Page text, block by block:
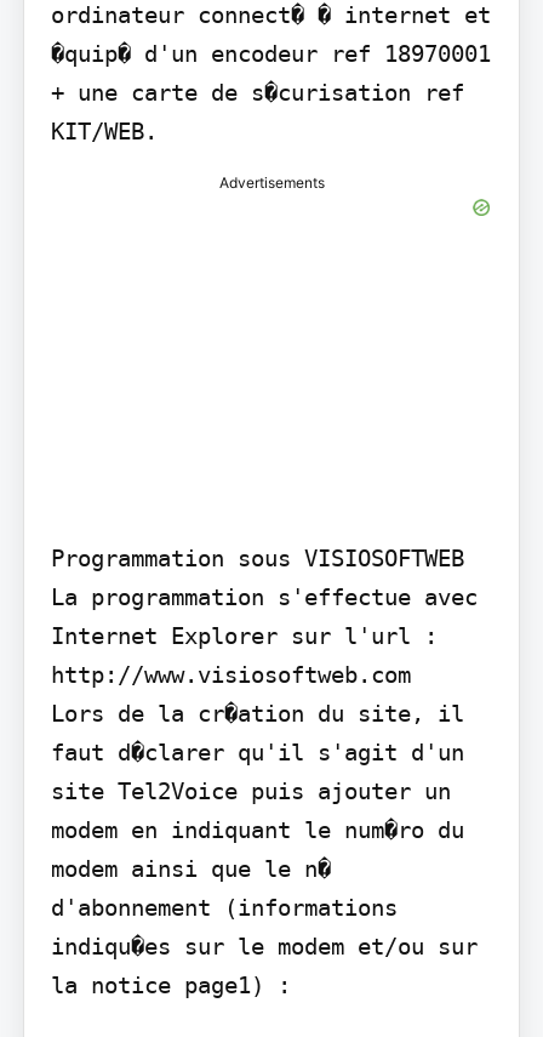
ordinateur connect� � internet et
�quip� d'un encodeur ref 18970001
+ une carte de s�curisation ref
KIT/WEB.
Advertisements
Programmation sous VISIOSOFTWEB
La programmation s'effectue avec
Internet Explorer sur l'url :
http://www.visiosoftweb.com
Lors de la cr�ation du site, il
faut d�clarer qu'il s'agit d'un
site Tel2Voice puis ajouter un
modem en indiquant le num�ro du
modem ainsi que le n�
d'abonnement (informations
indiqu�es sur le modem et/ou sur
la notice page1) :